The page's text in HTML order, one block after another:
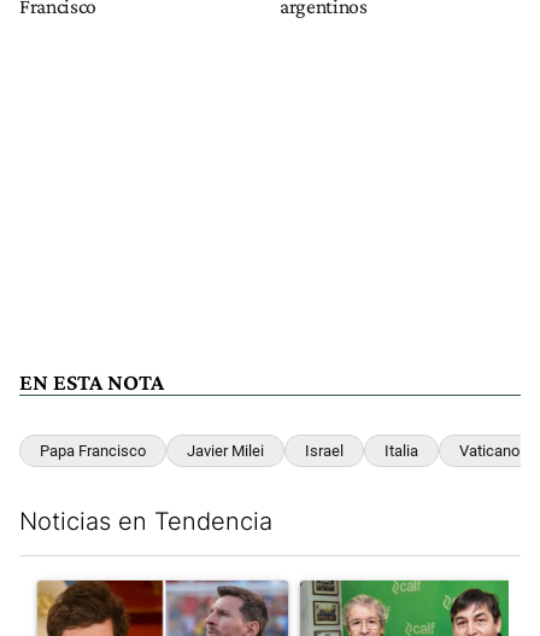
Francisco
argentinos
EN ESTA NOTA
Papa Francisco Javier Milei Israel Italia Vaticano
Noticias en Tendencia
Un artículo de tendencia con el título "Milei despidió a Jorge
Un artículo de tendencia con